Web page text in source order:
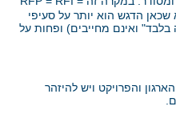
הדגש הוא יותר על סעיפי
בלבד" ואינם מחייבים) ופחות על
והפרויקט ויש להיזהר